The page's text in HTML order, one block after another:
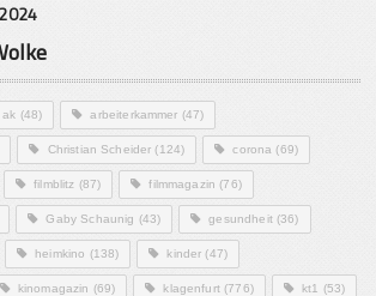
ak (48) arbeiterkammer (47)
Christian Scheider (124) corona (69)
filmblitz (87) filmmagazin (76)
Gaby Schaunig (43) gesundheit(36)
heimkino (138) kinder (47)
kinomagazin (69) klagenfurt(776) kt1 (53)